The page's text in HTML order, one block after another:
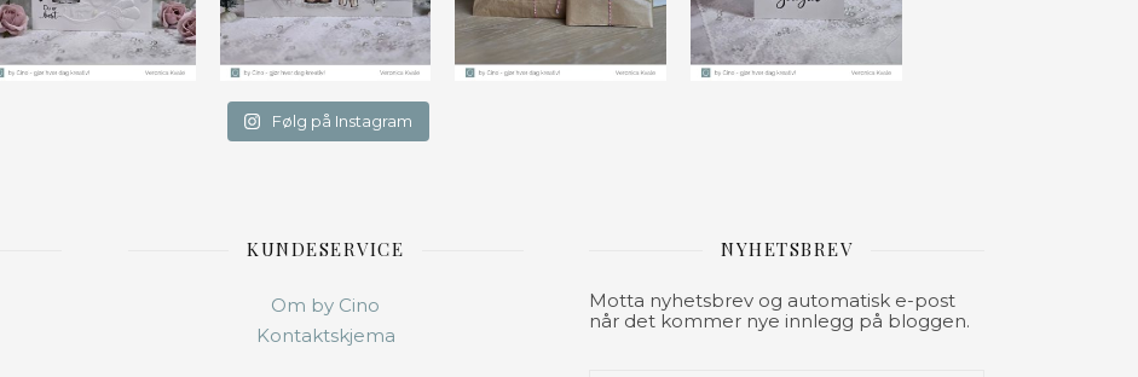
Følg på Instagram
KUNDESERVICE
Om by Cino
Kontaktskjema
NYHETSBREV
Motta nyhetsbrev og automatisk e-post
når det kommer nye innlegg på bloggen.